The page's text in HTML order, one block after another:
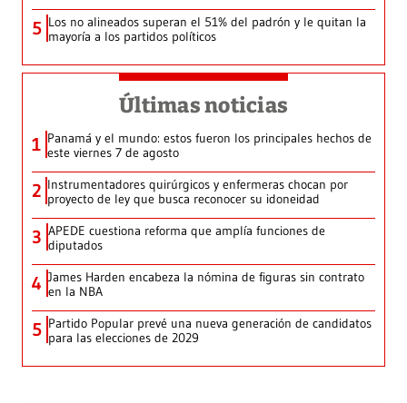
5 Los no alineados superan el 51% del padrón y le quitan la
mayoría a los partidos políticos
Últimas noticias
1 Panamá y el mundo: estos fueron los principales hechos de
este viernes 7 de agosto
2 Instrumentadores quirúrgicos y enfermeras chocan por
proyecto de ley que busca reconocer su idoneidad
3 APEDE cuestiona reforma que amplía funciones de
diputados
4 James Harden encabeza la nómina de figuras sin contrato
en la NBA
5 Partido Popular prevé una nueva generación de candidatos
para las elecciones de 2029